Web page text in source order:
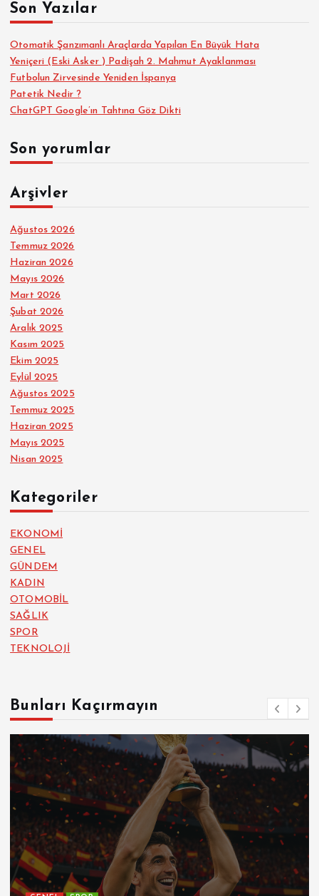
:Son Yazılar
Otomatik Şanzımanlı Araçlarda Yapılan En Büyük Hata
Yeniçeri (Eski Asker ) Padişah 2. Mahmut Ayaklanması
Futbolun Zirvesinde Yeniden İspanya
Patetik Nedir ?
ChatGPT Google’ın Tahtına Göz Dikti
Son yorumlar
Arşivler
Ağustos 2026
Temmuz 2026
Haziran 2026
Mayıs 2026
Mart 2026
Şubat 2026
Aralık 2025
Kasım 2025
Ekim 2025
Eylül 2025
Ağustos 2025
Temmuz 2025
Haziran 2025
Mayıs 2025
Nisan 2025
Kategoriler
EKONOMİ
GENEL
GÜNDEM
KADIN
OTOMOBİL
SAĞLIK
SPOR
TEKNOLOJİ
Bunları Kaçırmayın